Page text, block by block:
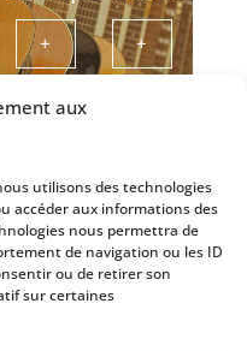
aux
utilisons des technologies
accéder aux informations des
nous permettra de
de navigation ou les ID
ou de retirer son
sur certaines
+ +